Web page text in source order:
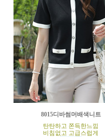
8015디바썸머배색니트
탄탄하고 쫀득한느낌
비침없고 고급스럽게